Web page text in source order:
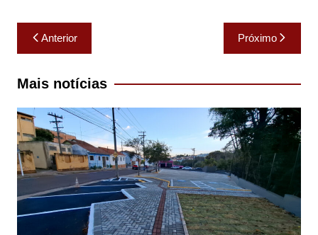
Navegação
de
Post
Anterior Próximo
Mais notícias